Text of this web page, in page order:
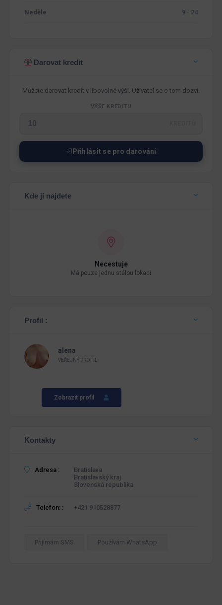
Neděle 9 - 24
Darovat kredit
Můžete darovat kredit v libovolné výši. Uživatel se o tom dozví.
VÝŠE KREDITU
Přihlásit se pro darování
Kde ji najdete
Necestuje
Má pouze jednu stálou lokaci
Profil :
alena
VEŘEJNÝ PROFIL
Zobrazit profil
Kontakty
Adresa :
Bratislava
Bratislavský kraj
Slovenská republika
Telefon: : +421 910528877
Přijímám SMS Používám WhatsApp